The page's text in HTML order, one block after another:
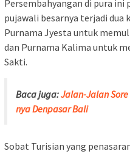
Persembahyangan di pura
pujawali besarnya terjadi dua
Purnama Jyesta untuk
dan Purnama Kalima untuk
Sakti.
Baca juga:Jalan-Jalan
nya Denpasar Bali
Sobat Turisian yang